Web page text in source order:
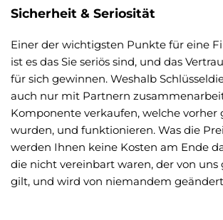
Sicherheit & Seriosität
Einer der wichtigsten Punkte für eine
ist es das Sie seriös sind, und das
für sich gewinnen. Weshalb
auch nur mit Partnern
Komponente verkaufen, welche vorher
wurden, und funktionieren. Was die
werden Ihnen keine Kosten am Ende
die nicht vereinbart waren, der von uns
gilt, und wird von niemandem